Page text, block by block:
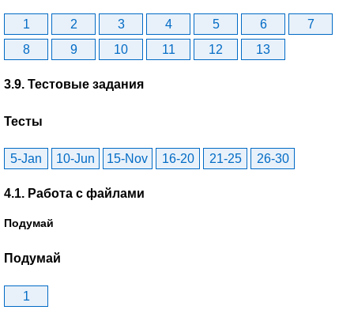
1 2 3 4 5 6
7
8
9 10 11 12 13
3.9. Тестовые задания
Тесты
5-Jan 10-Jun 15-Nov 16-20 21-25 26-30
4.1. Работа с файлами
Подумай
Подумай
1